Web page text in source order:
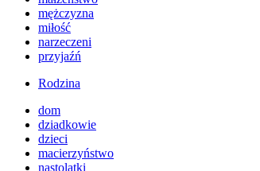
mężczyzna
miłość
narzeczeni
przyjaźń
Rodzina
dom
dziadkowie
dzieci
macierzyństwo
nastolatki